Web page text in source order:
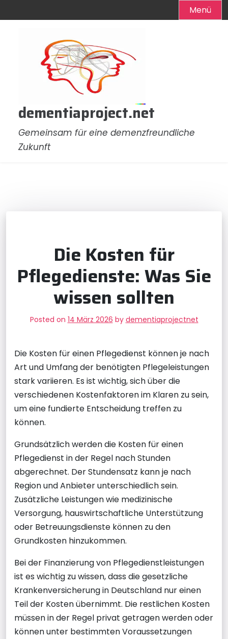
Menü
dementiaproject.net
Gemeinsam für eine demenzfreundliche
Zukunft
Die Kosten für
Pflegedienste: Was Sie
wissen sollten
Posted on 14 März 2026 by dementiaprojectnet
Die Kosten für einen Pflegedienst können je nach
Art und Umfang der benötigten Pflegeleistungen
stark variieren. Es ist wichtig, sich über die
verschiedenen Kostenfaktoren im Klaren zu sein,
um eine fundierte Entscheidung treffen zu
können.
Grundsätzlich werden die Kosten für einen
Pflegedienst in der Regel nach Stunden
abgerechnet. Der Stundensatz kann je nach
Region und Anbieter unterschiedlich sein.
Zusätzliche Leistungen wie medizinische
Versorgung, hauswirtschaftliche Unterstützung
oder Betreuungsdienste können zu den
Grundkosten hinzukommen.
Bei der Finanzierung von Pflegedienstleistungen
ist es wichtig zu wissen, dass die gesetzliche
Krankenversicherung in Deutschland nur einen
Teil der Kosten übernimmt. Die restlichen Kosten
müssen in der Regel privat getragen werden oder
können unter bestimmten Voraussetzungen